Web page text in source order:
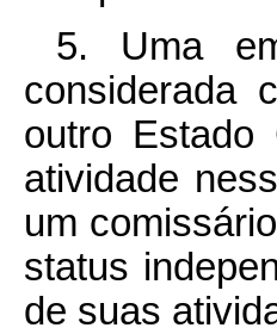
5. Uma
considerada
outro Estado
atividade
um
status
de suas